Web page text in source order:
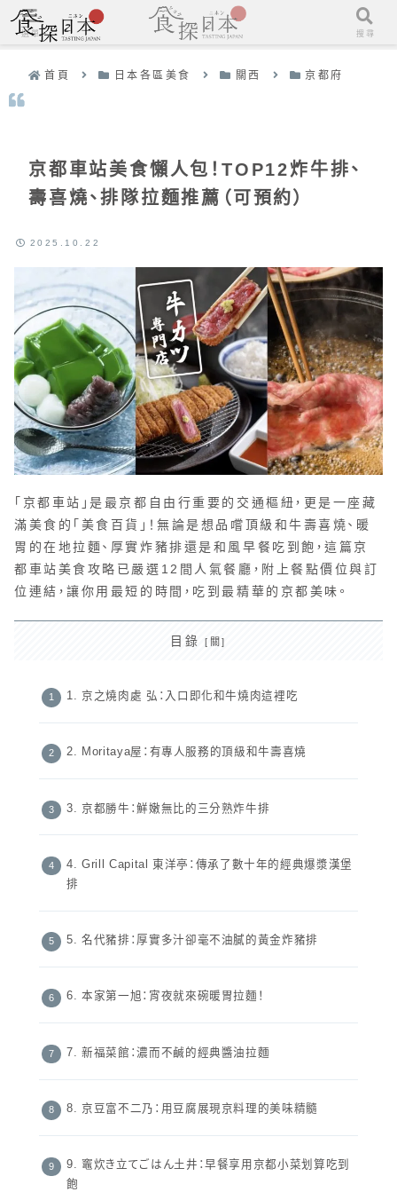
首頁 日本各區美食 關西 京都府
京都車站美食懶人包！TOP12炸牛排、
壽喜燒、排隊拉麵推薦（可預約）
2025.10.22
「京都車站」是最京都自由行重要的交通樞紐，更是一座藏
滿美食的「美食百貨」！無論是想品嚐頂級和牛壽喜燒、暖
胃的在地拉麵、厚實炸豬排還是和風早餐吃到飽，這篇京
都車站美食攻略已嚴選12間人氣餐廳，附上餐點價位與訂
位連結，讓你用最短的時間，吃到最精華的京都美味。
目錄
1. 京之燒肉處 弘：入口即化和牛燒肉這裡吃
2. Moritaya屋：有專人服務的頂級和牛壽喜燒
3. 京都勝牛：鮮嫩無比的三分熟炸牛排
4. Grill Capital 東洋亭：傳承了數十年的經典爆漿漢堡
排
5. 名代豬排：厚實多汁卻毫不油膩的黃金炸豬排
6. 本家第一旭：宵夜就來碗暖胃拉麵！
7. 新福菜館：濃而不鹹的經典醬油拉麵
8. 京豆富不二乃：用豆腐展現京料理的美味精髓
9. 竈炊き立てごはん土井：早餐享用京都小菜划算吃到
飽
選單 搜尋